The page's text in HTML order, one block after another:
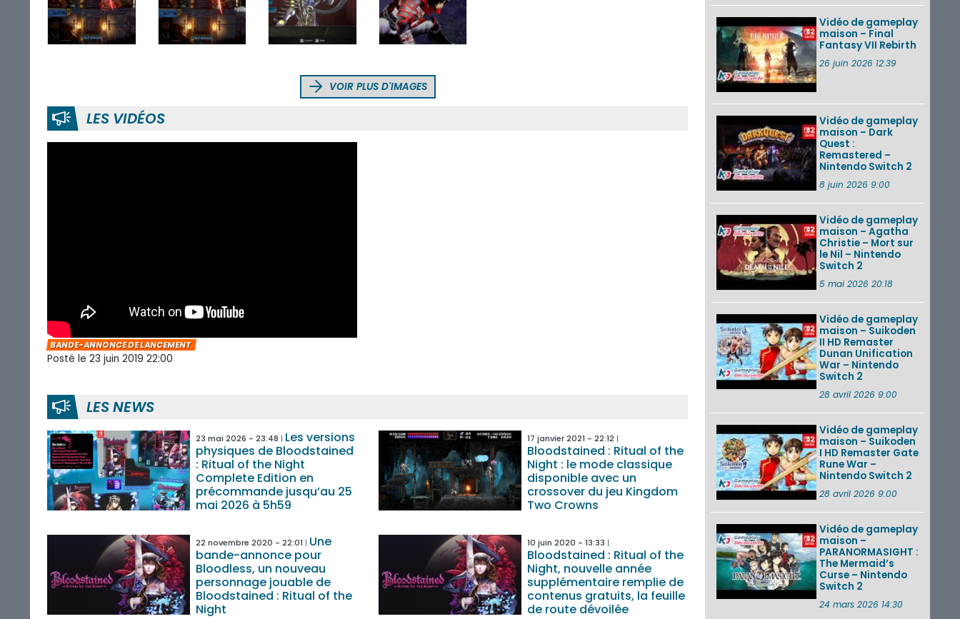
VOIR PLUS D'IMAGES
LES VIDÉOS
BANDE-ANNONCE DE LANCEMENT
Posté le 23 juin 2019 22:00
LES NEWS
23 mai 2026 - 23:48
Les versions
physiques de Bloodstained
: Ritual of the Night
Complete Edition en
précommande jusqu’au 25
mai 2026 à 5h59
17 janvier 2021 - 22:12
Bloodstained : Ritual of the
Night : le mode classique
disponible avec un
crossover du jeu Kingdom
Two Crowns
22 novembre 2020 - 22:01
Une
bande-annonce pour
Bloodless, un nouveau
personnage jouable de
Bloodstained : Ritual of the
Night
10 juin 2020 - 13:33
Bloodstained : Ritual of the
Night, nouvelle année
supplémentaire remplie de
contenus gratuits, la feuille
de route dévoilée
août 2026...
Les sorties eShop de
la semaine 31 de
2026 (Xenoblade
Chronicles 2 –
VOIR PLUS DE NEWS
Vidéo de gameplay
maison – Final
Fantasy VII Rebirth
26 juin 2026 12:39
Vidéo de gameplay
maison – Dark
Quest :
Remastered –
Nintendo Switch 2
8 juin 2026 9:00
Vidéo de gameplay
maison – Agatha
Christie – Mort sur
le Nil – Nintendo
Switch 2
5 mai 2026 20:18
Vidéo de gameplay
maison – Suikoden
II HD Remaster
Dunan Unification
War – Nintendo
Switch 2
28 avril 2026 9:00
Vidéo de gameplay
maison – Suikoden
I HD Remaster Gate
Rune War –
Nintendo Switch 2
28 avril 2026 9:00
Vidéo de gameplay
maison –
PARANORMASIGHT :
The Mermaid’s
Curse – Nintendo
Switch 2
24 mars 2026 14:30